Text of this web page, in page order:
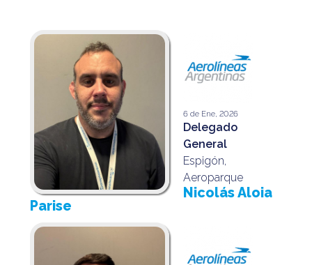
6 de Ene, 2026
Delegado
General
Espigón,
Aeroparque
Nicolás Aloia
Parise